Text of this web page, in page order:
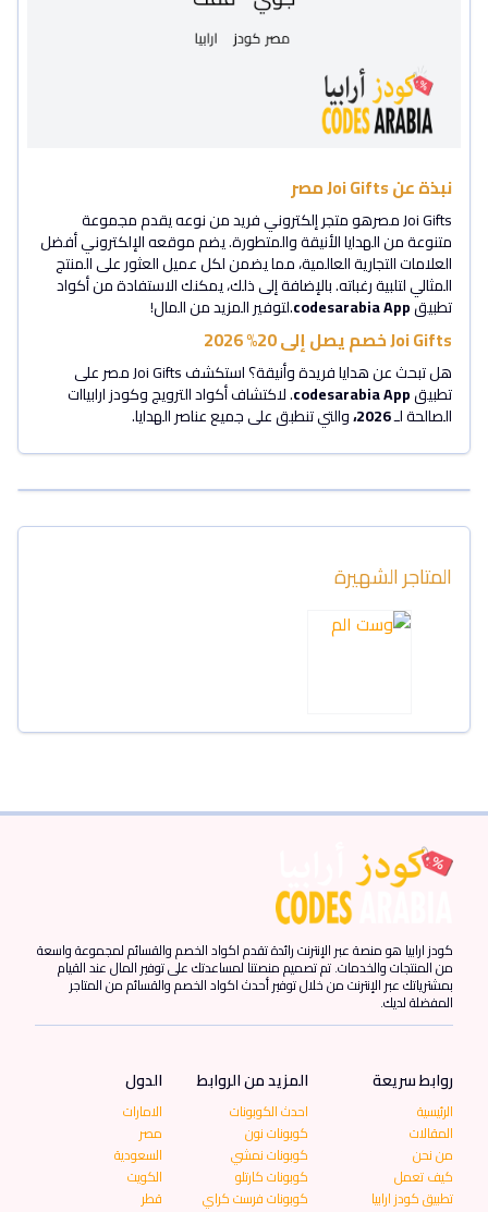
نبذة عن Joi Gifts مصر
Joi Gifts مصرهو متجر إلكتروني فريد من نوعه يقدم مجموعة
متنوعة من الهدايا الأنيقة والمتطورة. يضم موقعه الإلكتروني أفضل
العلامات التجارية العالمية، مما يضمن لكل عميل العثور على المنتج
المثالي لتلبية رغباته. بالإضافة إلى ذلك، يمكنك الاستفادة من أكواد
تطبيقcodesarabia App.لتوفير المزيد من المال!
Joi Gifts خصم يصل إلى 20% 2026
هل تبحث عن هدايا فريدة وأنيقة؟ استكشف Joi Gifts مصر على
تطبيقcodesarabia App. لاكتشاف أكواد الترويج وكودز ارابياات
الصالحة لـ2026، والتي تنطبق على جميع عناصر الهدايا.
المتاجر الشهيرة
كودز ارابيا هو منصة عبر الإنترنت رائدة تقدم اكواد الخصم والقسائم لمجموعة واسعة
من المنتجات والخدمات. تم تصميم منصتنا لمساعدتك على توفير المال عند القيام
بمشترياتك عبر الإنترنت من خلال توفير أحدث اكواد الخصم والقسائم من المتاجر
المفضلة لديك.
روابط سريعة
الرئيسية
المقالات
من نحن
كيف تعمل
تطبيق كودز ارابيا
المزيد من الروابط
احدث الكوبونات
كوبونات نون
كوبونات نمشي
كوبونات كارتلو
كوبونات فرست كراي
الدول
الامارات
مصر
السعودية
الكويت
قطر